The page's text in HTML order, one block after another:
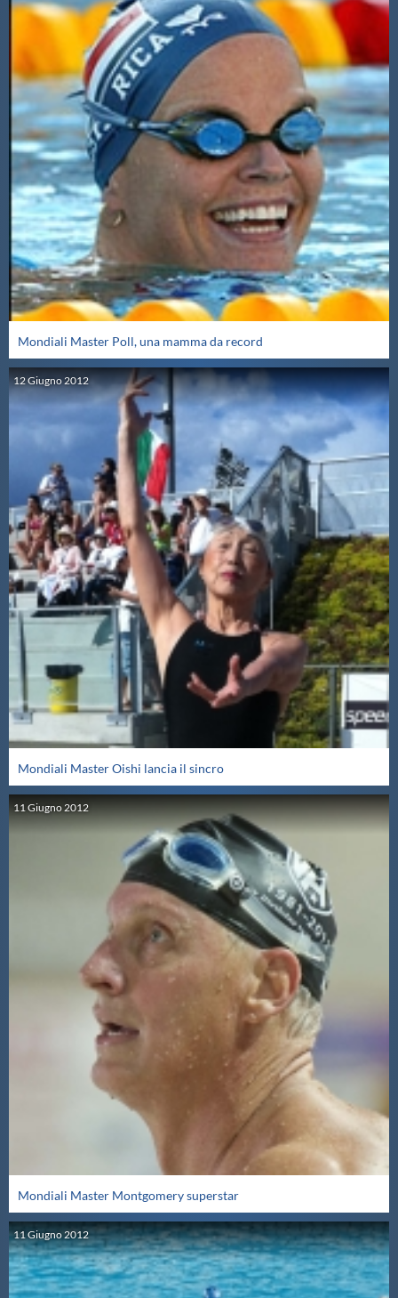
Mondiali Master Poll, una mamma da record
12Giugno2012
Mondiali Master Oishi lancia il sincro
11Giugno2012
Mondiali Master Montgomery superstar
11Giugno2012